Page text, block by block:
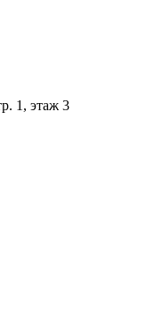
1, этаж 3